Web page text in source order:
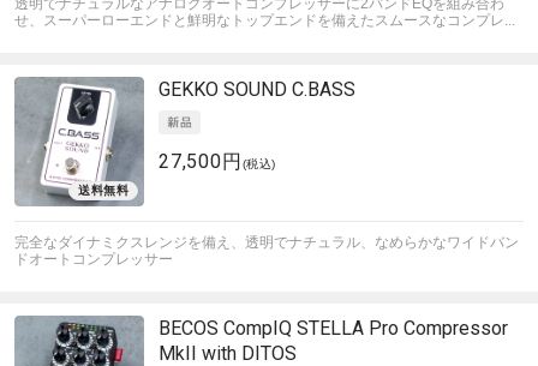
透明でナチュラルなアナログオートコンプレッサーに2バンドEQを組み合わ
せ、スーパーローエンドと鮮明なトップエンドを備えたスムースなコンプレ...
GEKKO SOUND C.BASS
27,500円 (税込)
完全なダイナミクスレンジを備え、透明でナチュラル、なめらかなワイドバン
ドオートコンプレッサー
BECOS CompIQ STELLA Pro Compressor
MkII with DITOS